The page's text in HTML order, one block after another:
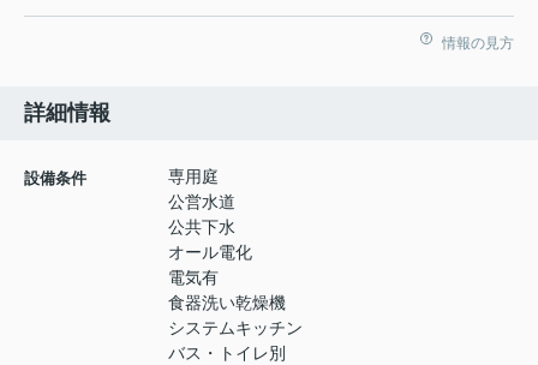
情報の見方
詳細情報
設備条件
専用庭
公営水道
公共下水
オール電化
電気有
食器洗い乾燥機
システムキッチン
バス・トイレ別